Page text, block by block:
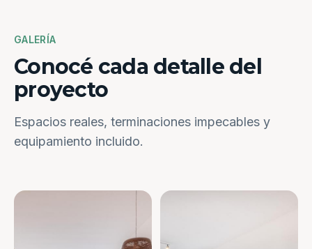
GALERÍA
Conocé cada detalle del
proyecto
Espacios reales, terminaciones impecables y
equipamiento incluido.